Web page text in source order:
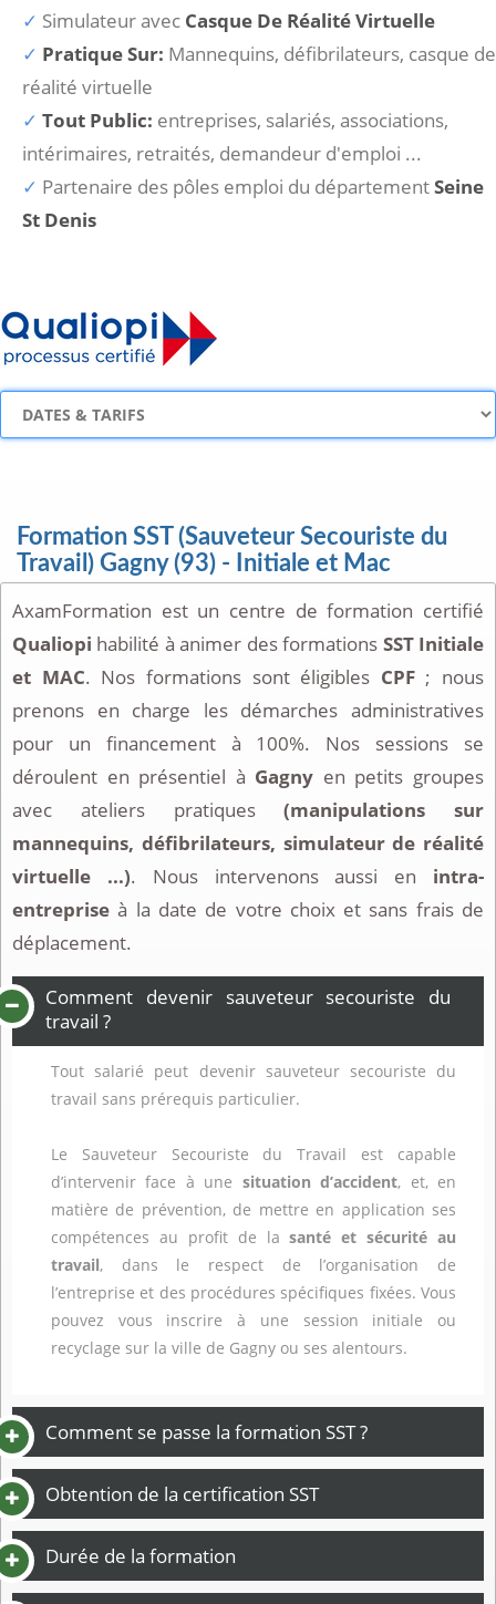
Simulateur avec Casque De Réalité Virtuelle
Pratique Sur: Mannequins, défibrilateurs, casque de
réalité virtuelle
Tout Public: entreprises, salariés, associations,
intérimaires, retraités, demandeur d'emploi ...
Partenaire des pôles emploi du départementSeine
St Denis
Formation SST (Sauveteur Secouriste du
Travail) Gagny (93) - Initiale et Mac
AxamFormation est un centre de formation certifié
Qualiopi habilité à animer des formations SST Initiale
et MAC. Nos formations sont éligibles CPF; nous
prenons en charge les démarches administratives
pour un financement à 100%. Nos sessions se
déroulent en présentiel à Gagny en petits groupes
avec ateliers pratiques(manipulations sur
mannequins, défibrilateurs, simulateur de réalité
virtuelle ...). Nous intervenons aussi en intra-
entreprise à la date de votre choix et sans frais de
déplacement.
Comment devenir sauveteur secouriste du
travail ?
Tout salarié peut devenir sauveteur secouriste du
travail sans prérequis particulier.
Le Sauveteur Secouriste du Travail est capable
d’intervenir face à une situation d’accident, et, en
matière de prévention, de mettre en application ses
compétences au profit de lasanté et sécurité au
travail, dans le respect de l’organisation de
l’entreprise et des procédures spécifiques fixées. Vous
pouvez vous inscrire à une session initiale ou
recyclage sur la ville de Gagny ou ses alentours.
Comment se passe la formation SST ?
Obtention de la certification SST
Durée de la formation